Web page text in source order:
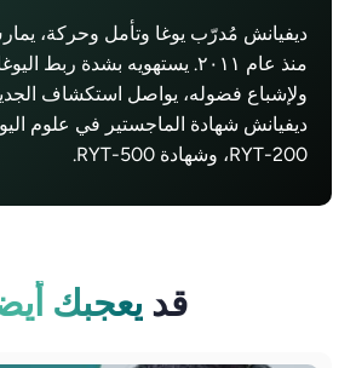
ديفيانش مُدرّب يوغا وتأمل وحركة، يمارس
منذ عام ٢٠١١. يستهويه بشدة ربط
ولإشباع فضوله، يواصل استكشاف
RYT-200، وشهادة RYT-500.
قديعجبك